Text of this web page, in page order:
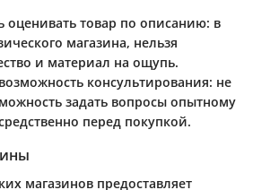
оценивать товар по описанию: в
магазина, нельзя
и материал на ощупь.
консультирования: не
задать вопросы опытному
перед покупкой.
магазинов предоставляет